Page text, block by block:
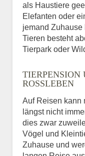
als Haustiere
Elefanten oder
jemand Zuhause
Tieren besteht
Tierpark oder
TIERPENSION
ROSSLEBEN
Auf Reisen kann
längst nicht
dies zwar
Vögel und
Zuhause und